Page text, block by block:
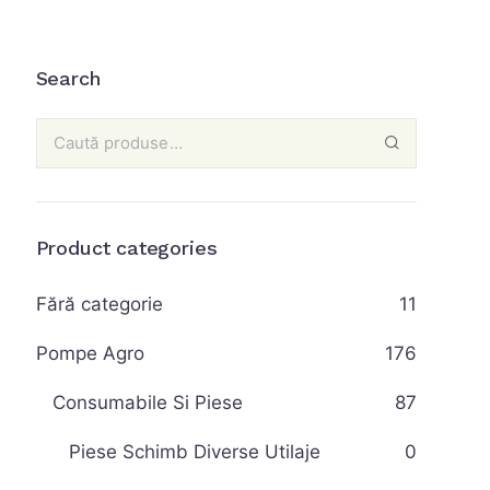
Search
Product categories
Fără categorie 11
Pompe Agro 176
Consumabile Si Piese 87
Piese Schimb Diverse Utilaje 0